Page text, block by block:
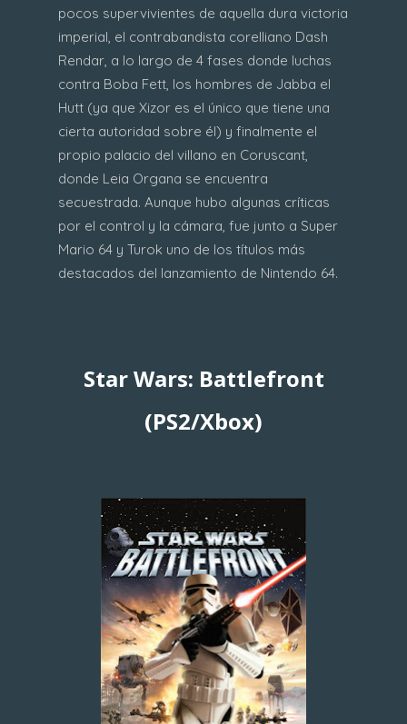
pocos supervivientes de aquella dura victoria
imperial, el contrabandista corelliano Dash
Rendar, a lo largo de 4 fases donde luchas
contra Boba Fett, los hombres de Jabba el
Hutt (ya que Xizor es el único que tiene una
cierta autoridad sobre él) y finalmente el
propio palacio del villano en Coruscant,
donde Leia Organa se encuentra
secuestrada. Aunque hubo algunas críticas
por el control y la cámara, fue junto a Super
Mario 64 y Turok uno de los títulos más
destacados del lanzamiento de Nintendo 64.
Star Wars: Battlefront
(PS2/Xbox)